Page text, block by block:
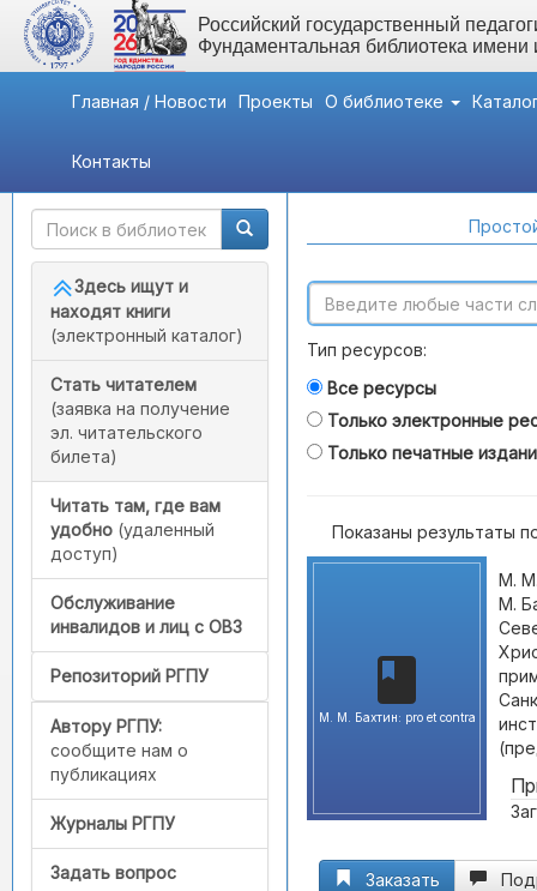
Российский государственный
Фундаментальная библиотека
Главная / Новости Проекты О библиотеке
Контакты
Быстрый доступ
Здесь ищут и
находят книги
(электронный каталог)
Стать читателем
(заявка на получение
эл. читательского
билета)
Читать там, где вам
удобно (удаленный
доступ)
Обслуживание
инвалидов и лиц с ОВЗ
Репозиторий РГПУ
Автору РГПУ:
сообщите нам о
публикациях
Журналы РГПУ
Задать вопрос
Тип ресурсов:
Все ресурсы
Только электронные
Только печатные
Показаны результаты
М. М. Бахтин: pro et contra
М.
М.
Заказать